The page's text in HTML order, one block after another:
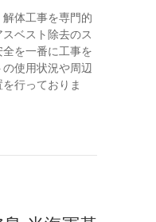
体工事を専門的
ベスト除去のス
を一番に工事を
使用状況や周辺
行っておりま